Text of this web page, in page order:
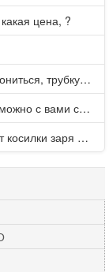
цена, ?
как к вам попасть на прием? Или дозвониться, трубку не берете.
Добрый день скажите пожалуйста как можно с вами связаться . Телефон не отвечает .Заказала кухню в тц Хороший есть претензии а менеджер контактов не дает .Что делать?
У Вас можно заказать вал шлицевой от косилки заря для мтз, который соединяет мотоблок с косилкой.?